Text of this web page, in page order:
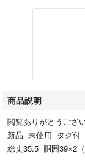
商品説明
閲覧ありがとうござい
新品 未使用 タグ付
総丈35.5 胴囲39×2